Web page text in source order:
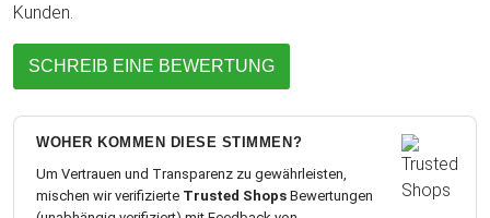
Kunden.
SCHREIB EINE BEWERTUNG
WOHER KOMMEN DIESE STIMMEN?
Um Vertrauen und Transparenz zu gewährleisten,
mischen wir verifizierte Trusted Shops Bewertungen